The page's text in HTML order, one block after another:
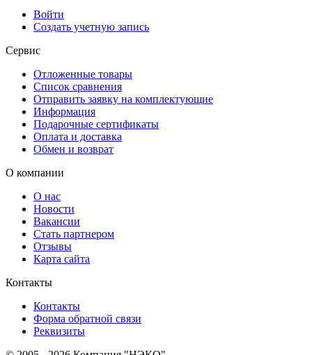
Войти
Создать учетную запись
Сервис
Отложенные товары
Список сравнения
Отправить заявку на комплектующие
Информация
Подарочные сертификаты
Оплата и доставка
Обмен и возврат
О компании
О нас
Новости
Вакансии
Стать партнером
Отзывы
Карта сайта
Контакты
Контакты
Форма обратной связи
Реквизиты